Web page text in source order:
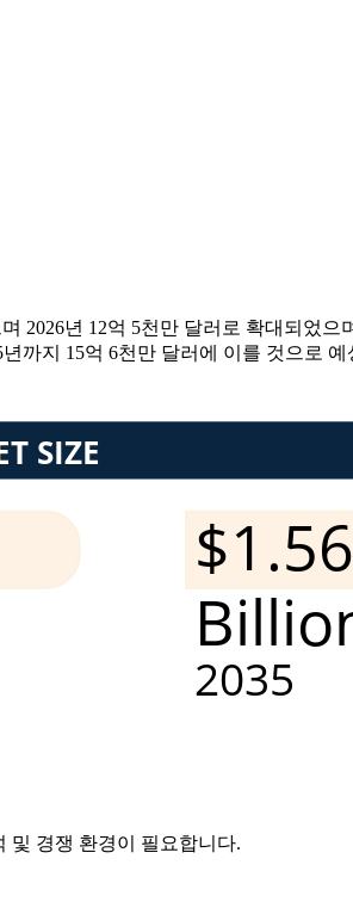
2026년 12억 5천만 달러로 확대되었
까지 15억 6천만 달러에 이를 것으로
및 경쟁 환경이 필요합니다.